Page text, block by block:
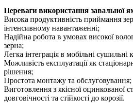
Переваги використання завальної
Висока продуктивність приймання
інтенсивному навантаженні;
Надійна робота в умовах високої
зерна;
Легка інтеграція в мобільні сушильні
Можливість експлуатації як
рішення;
Простота монтажу та обслуговування;
Виготовлення з якісної оцинкованої
довговічності та стійкості до корозії.